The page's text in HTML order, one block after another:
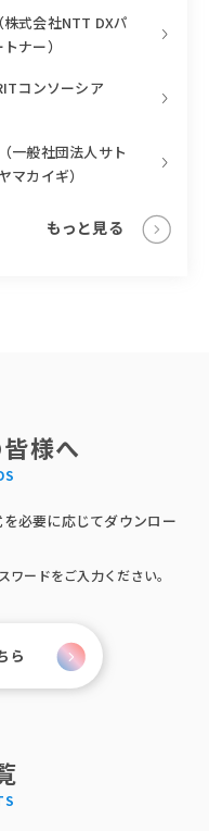
（株式会社NTT DXパ
トナー）
コンソーシア
（一般社団法人サト
マカイギ）
もっと見る
皆様へ
を必要に応じてダウンロー
ワードをご入力ください。
ら